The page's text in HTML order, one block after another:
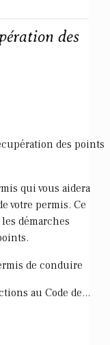
des
des points
qui vous aidera
votre permis. Ce
démarches
de conduire
au Code de...